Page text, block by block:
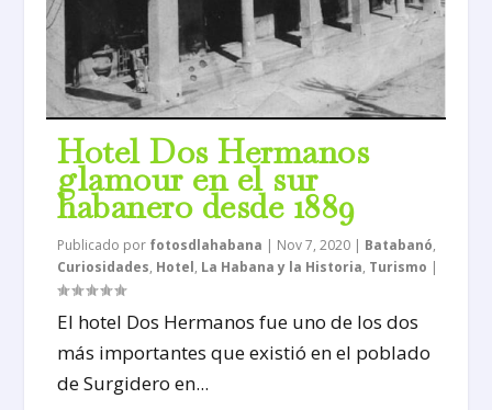
Hotel Dos Hermanos
glamour en el sur
habanero desde 1889
Publicado por fotosdlahabana | Nov 7, 2020 | Batabanó,
Curiosidades, Hotel, La Habana y la Historia, Turismo |
El hotel Dos Hermanos fue uno de los dos
más importantes que existió en el poblado
de Surgidero en...